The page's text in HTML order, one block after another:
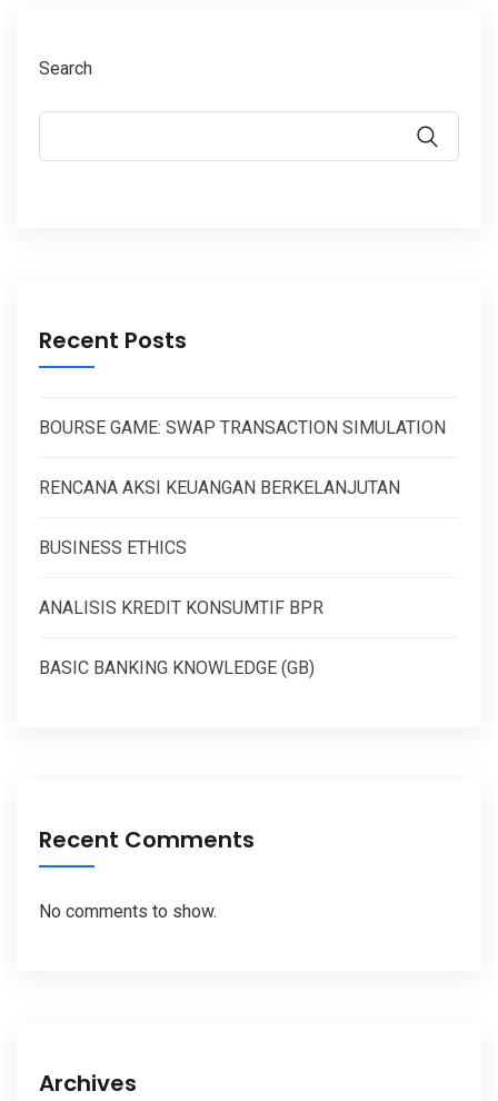
Search
Recent Posts
BOURSE GAME: SWAP TRANSACTION SIMULATION
RENCANA AKSI KEUANGAN BERKELANJUTAN
BUSINESS ETHICS
ANALISIS KREDIT KONSUMTIF BPR
BASIC BANKING KNOWLEDGE (GB)
Recent Comments
No comments to show.
Archives